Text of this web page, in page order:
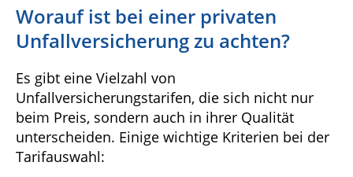
Worauf ist bei einer privaten
Unfallversicherung zu achten?
Es gibt eine Vielzahl von
Unfallversicherungstarifen, die sich nicht nur
beim Preis, sondern auch in ihrer Qualität
unterscheiden. Einige wichtige Kriterien bei der
Tarifauswahl: